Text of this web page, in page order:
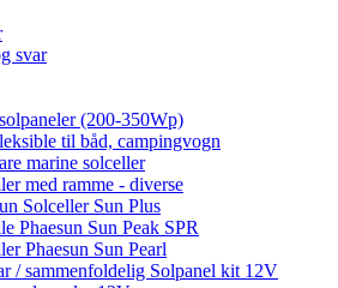
svar
(200-350Wp)
til båd, campingvogn
marine solceller
med ramme - diverse
Solceller Sun Plus
Phaesun Sun Peak SPR
Phaesun Sun Pearl
/ sammenfoldelig Solpanel kit 12V